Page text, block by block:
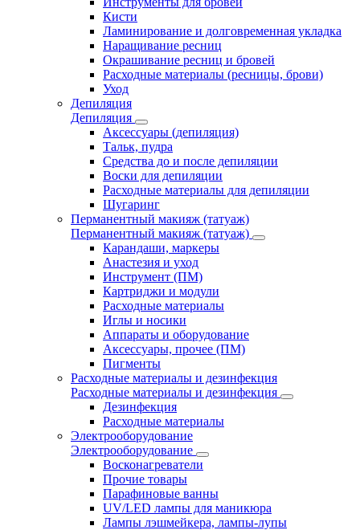
Кисти
Ламинирование и долговременная укладка
Наращивание ресниц
Окрашивание ресниц и бровей
Расходные материалы (ресницы, брови)
Уход
Депиляция
Депиляция
Аксессуары (депиляция)
Тальк, пудра
Средства до и после депиляции
Воски для депиляции
Расходные материалы для депиляции
Шугаринг
Перманентный макияж (татуаж)
Перманентный макияж (татуаж)
Карандаши, маркеры
Анастезия и уход
Инструмент (ПМ)
Картриджи и модули
Расходные материалы
Иглы и носики
Аппараты и оборудование
Аксессуары, прочее (ПМ)
Пигменты
Расходные материалы и дезинфекция
Расходные материалы и дезинфекция
Дезинфекция
Расходные материалы
Электрооборудование
Электрооборудование
Восконагреватели
Прочие товары
Парафиновые ванны
UV/LED лампы для маникюра
Лампы лэшмейкера, лампы-лупы